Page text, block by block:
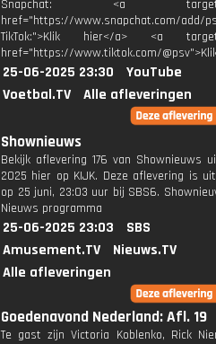
Snapchat: <a
href="https://www.snapchat.com/add/
TikTok:">Klik hier</a> <a
href="https://www.tiktok.com/
25-06-2025 23:30
YouTube
Voetbal.TV
Alle afleveringen
Shownieuws
Bekijk aflevering 176 van Shownieuws
2025 hier op KIJK. Deze aflevering is
op 25 juni, 23:03 uur bij SBS6.
Nieuws programma
25-06-2025 23:03
SBS
Amusement.TV
Nieuws.TV
Alle afleveringen
Goedenavond Nederland: Afl. 19
Te gast zijn Victoria Koblenko, Rick